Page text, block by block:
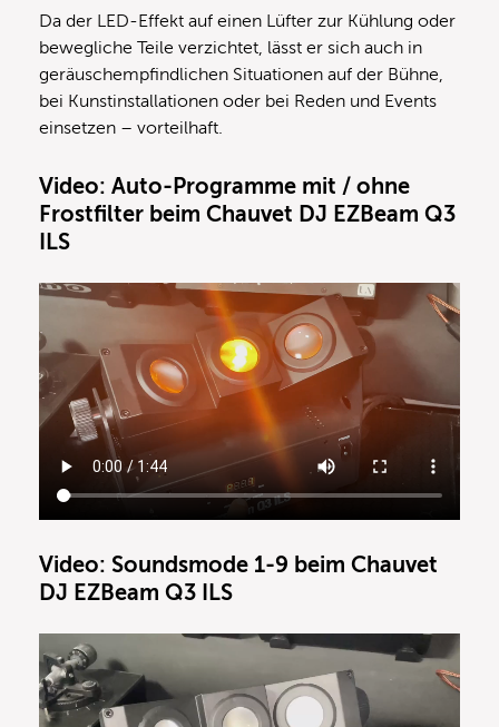
Da der LED-Effekt auf einen Lüfter zur Kühlung oder
bewegliche Teile verzichtet, lässt er sich auch in
geräuschempfindlichen Situationen auf der Bühne,
bei Kunstinstallationen oder bei Reden und Events
einsetzen – vorteilhaft.
Video: Auto-Programme mit / ohne
Frostfilter beim Chauvet DJ EZBeam Q3
ILS
Video: Soundsmode 1-9 beim Chauvet
DJ EZBeam Q3 ILS